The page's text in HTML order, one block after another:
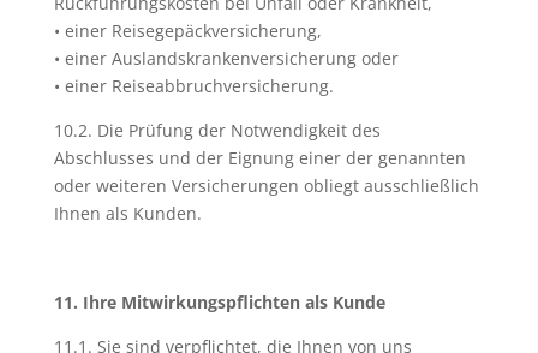
• einer Reisegepäckversicherung,
• einer Auslandskrankenversicherung oder
• einer Reiseabbruchversicherung.
10.2. Die Prüfung der Notwendigkeit des
Abschlusses und der Eignung einer der genannten
oder weiteren Versicherungen obliegt ausschließlich
Ihnen als Kunden.
11. Ihre Mitwirkungspflichten als Kunde
11.1. Sie sind verpflichtet, die Ihnen von uns